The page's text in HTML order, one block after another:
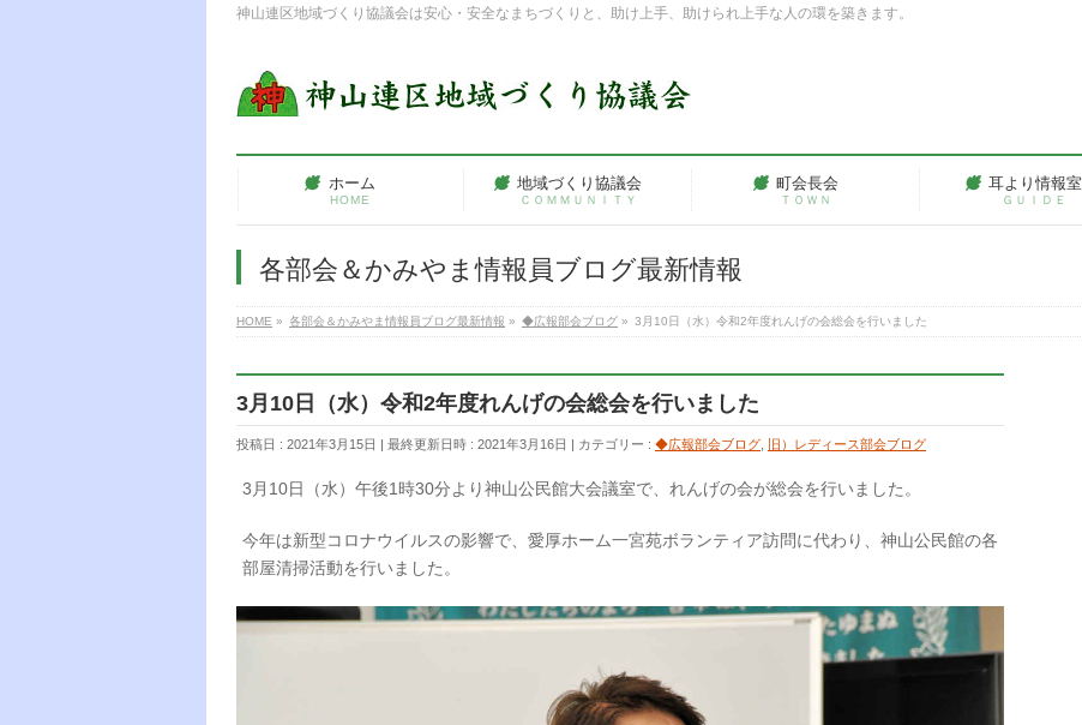
神山連区地域づくり協議会は安心・安全なまちづくりと、助け上手、助けられ上手な人の環を築きます。
ホーム
HOME
地域づくり協議会
ＣＯＭＭＵＮＩＴＹ
町会長会
ＴＯＷＮ
耳より情報室
ＧＵＩＤＥ
各部会＆かみやま情報員ブログ最新情報
HOME » 各部会＆かみやま情報員ブログ最新情報 » ◆広報部会ブログ » 3月10日（水）令和2年度れんげの会総会を行いました
3月10日（水）令和2年度れんげの会総会を行いました
投稿日 : 2021年3月15日 最終更新日時 : 2021年3月16日 カテゴリー : ◆広報部会ブログ 旧）レディース部会ブログ
3月10日（水）午後1時30分より神山公民館大会議室で、れんげの会が総会を行いました。
今年は新型コロナウイルスの影響で、愛厚ホーム一宮苑ボランティア訪問に代わり、神山公民館の各
部屋清掃活動を行いました。